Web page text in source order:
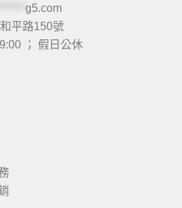
g5.com
平路150號
； 假日公休